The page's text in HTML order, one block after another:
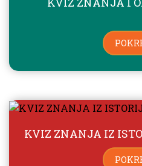
KVIZ ZNANJA IZ